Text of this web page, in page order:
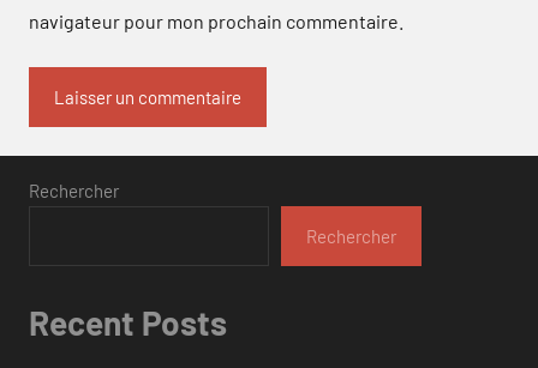
navigateur pour mon prochain commentaire.
Rechercher
Rechercher
Recent Posts